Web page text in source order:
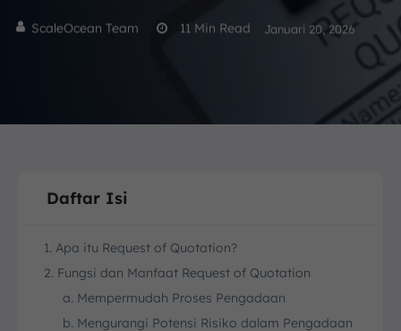
ScaleOcean Team 11 Min Read Januari 20, 2026
Daftar Isi
1. Apa itu Request of Quotation?
2. Fungsi dan Manfaat Request of Quotation
a. Mempermudah Proses Pengadaan
b. Mengurangi Potensi Risiko dalam Pengadaan